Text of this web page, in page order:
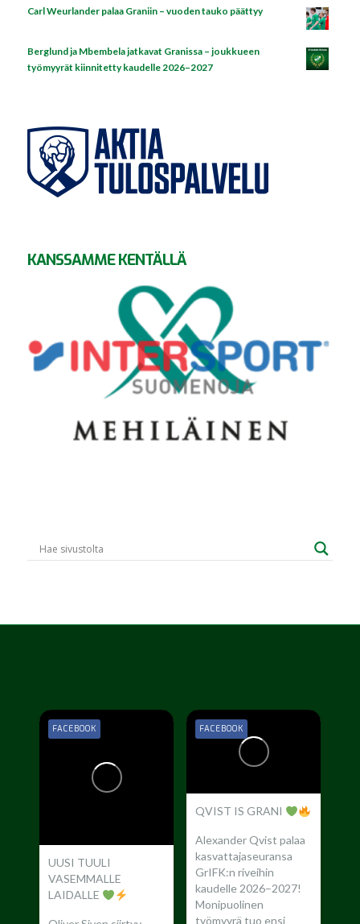
Carl Weurlander palaa Graniin – vuoden tauko päättyy
Berglund ja Mbembela jatkavat Granissa – joukkueen
työmyyrät kiinnitetty kaudelle 2026–2027
KANSSAMME KENTÄLLÄ
UUSI TUULI
VASEMMALLE
LAIDALLE
FACEBOOK
QVIST IS GRANI
Alexander Qvist palaa
kasvattajaseuransa
GrIFK:n riveihin
kaudelle 2026–2027!
Monipuolinen
työmyyrä tuo ensi
FACEBOOK